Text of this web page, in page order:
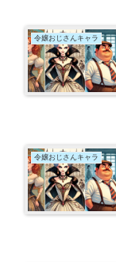
令嬢おじさんキャラ
令嬢おじさんキャラ